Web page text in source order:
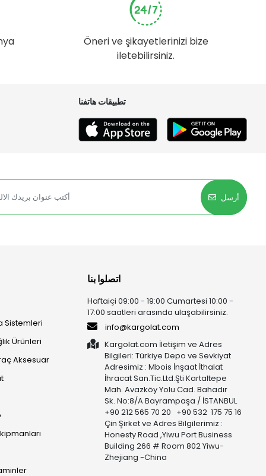
Öneri ve şikayetlerinizi bize
iletebilirsiniz.
تطبيقات هاتفنا
أرسل
Sistemleri
Ürünleri
Aksesuar
اتصلوا بنا
Haftaiçi 09:00 - 19:00 Cumartesi 10:00 -
17:00 saatleri arasında ulaşabilirsiniz.
info@kargolat.com
Kargolat.com İletişim ve Adres
Bilgileri: Türkiye Depo ve Sevkiyat
Adresimiz : Mbois İnşaat İthalat
İhracat San.Tic.Ltd.Şti Kartaltepe
Mah. Avazköy Yolu Cad. Bahadır
Sk. No:8/A Bayrampaşa / İSTANBUL
+90 212 565 70 20 +90 532 175 75 16
Çin Şirket ve Adres Bilgilerimiz :
Honesty Road ,Yiwu Port Business
Building 266 # Room 802 Yiwu-
Zhejiang -China